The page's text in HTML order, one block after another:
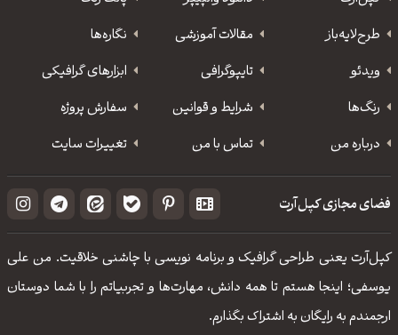
طرح‌لایه‌باز
مقالات آموزشی
نگاره‌ها
ویدئو
‌تایپوگرافی
ابزارهای گرافیکی
رنگ‌ها
شرایط و قوانین
سفارش پروژه
درباره من
تماس با من تغییرات سایت
فضای مجازی کپل‌آرت
کپل‌آرت یعنی طراحی گرافیک و برنامه نویسی با چاشنی خلاقیت. من علی
یوسفی؛ اینجا هستم تا همه دانش، مهارت‌‌ها و تجربیاتم را با شما دوستان
ارجمندم به رایگان به اشتراک بگذارم.